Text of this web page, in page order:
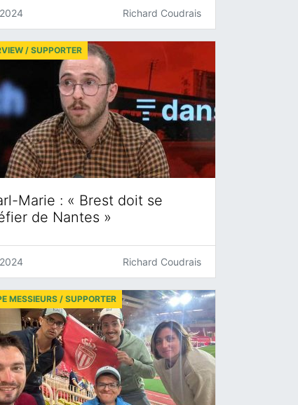
Richard Coudrais
Marie : « Brest doit se
de Nantes »
/ SUPPORTER
Richard Coudrais
MESSIEURS / SUPPORTER